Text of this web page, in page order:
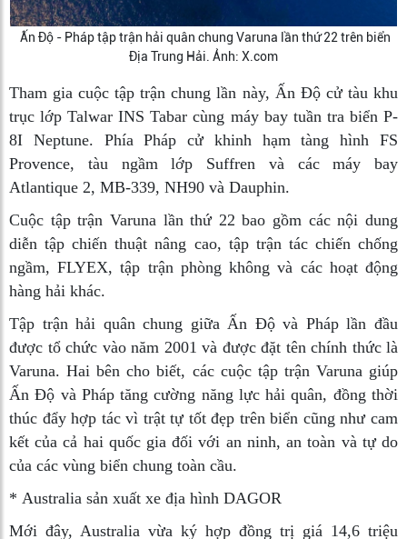
Ấn Độ - Pháp tập trận hải quân chung Varuna lần thứ 22 trên biển
Địa Trung Hải. Ảnh: X.com
Tham gia cuộc tập trận chung lần này, Ấn Độ cử tàu khu
trục lớp Talwar INS Tabar cùng máy bay tuần tra biển P-
8I Neptune. Phía Pháp cử khinh hạm tàng hình FS
Provence, tàu ngầm lớp Suffren và các máy bay
Atlantique 2, MB-339, NH90 và Dauphin.
Cuộc tập trận Varuna lần thứ 22 bao gồm các nội dung
diễn tập chiến thuật nâng cao, tập trận tác chiến chống
ngầm, FLYEX, tập trận phòng không và các hoạt động
hàng hải khác.
Tập trận hải quân chung giữa Ấn Độ và Pháp lần đầu
được tổ chức vào năm 2001 và được đặt tên chính thức là
Varuna. Hai bên cho biết, các cuộc tập trận Varuna giúp
Ấn Độ và Pháp tăng cường năng lực hải quân, đồng thời
thúc đẩy hợp tác vì trật tự tốt đẹp trên biển cũng như cam
kết của cả hai quốc gia đối với an ninh, an toàn và tự do
của các vùng biển chung toàn cầu.
* Australia sản xuất xe địa hình DAGOR
Mới đây, Australia vừa ký hợp đồng trị giá 14,6 triệu